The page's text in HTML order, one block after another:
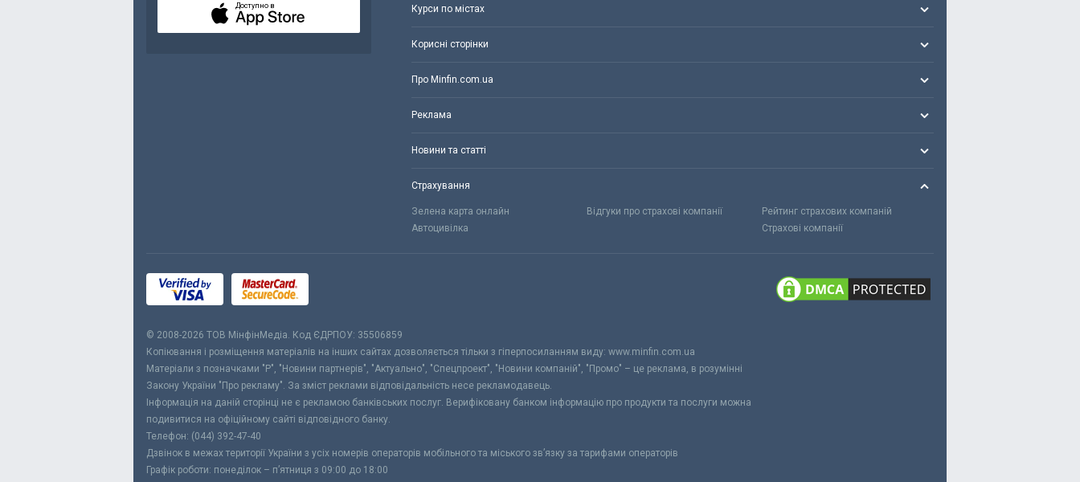
Доступно в Курси по містах
Корисні сторінки
Про Minfin.com.ua
Реклама
Новини та статті
Страхування
Зелена карта онлайн Відгуки про страхові компанії
Рейтинг страхових компаній
Автоцивілка
Страхові компанії
© 2008-2026 ТОВ МiнфiнМедiа. Код ЄДРПОУ: 35506859
Копіювання і розміщення матеріалів на інших сайтах дозволяється тільки з гіперпосиланням виду: www.minfin.com.ua
Матеріали з позначками "Р", "Новини партнерів", "Актуально", "Спецпроект", "Новини компаній", "Промо" – це реклама, в розумінні
Закону України "Про рекламу". За зміст реклами відповідальність несе рекламодавець.
Інформація на даній сторінці не є рекламою банківських послуг. Верифіковану банком інформацію про продукти та послуги можна
подивитися на офіційному сайті відповідного банку.
Телефон: (044) 392-47-40
Дзвінок в межах території України з усіх номерів операторів мобільного та міського зв’язку за тарифами операторів
Графік роботи: понеділок – п’ятниця з 09:00 до 18:00